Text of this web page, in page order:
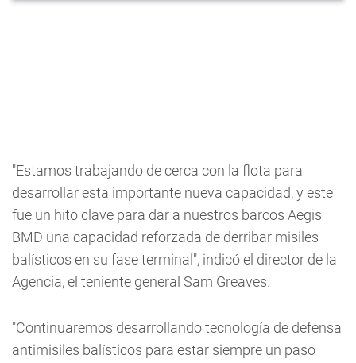
"Estamos trabajando de cerca con la flota para
desarrollar esta importante nueva capacidad, y este
fue un hito clave para dar a nuestros barcos Aegis
BMD una capacidad reforzada de derribar misiles
balísticos en su fase terminal", indicó el director de la
Agencia, el teniente general Sam Greaves.
"Continuaremos desarrollando tecnología de defensa
antimisiles balísticos para estar siempre un paso